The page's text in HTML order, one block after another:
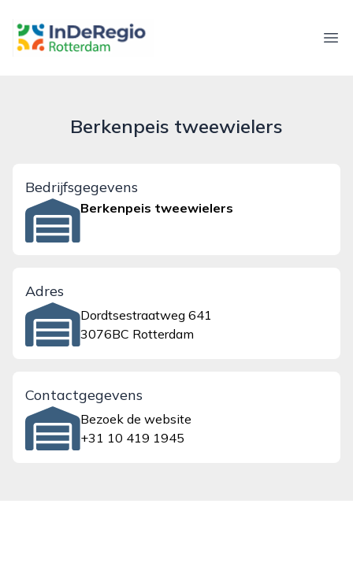
inderegiorotterdam.nl
Berkenpeis tweewielers
Bedrijfsgegevens
Berkenpeis tweewielers
Adres
Dordtsestraatweg 641
3076BC Rotterdam
Contactgegevens
Bezoek de website
+31 10 419 1945